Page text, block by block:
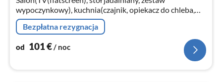
wypoczynkowy), kuchnia(czajnik, opiekacz do chleba,
zaparzacz do kawy, kuchenka mikrofalowa, zmywarka do
naczyń, lodówka, Wyciskarka d...
Bezpłatna rezygnacja
od 101€/ noc